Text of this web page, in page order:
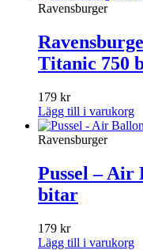
Ravensburger
Titanic 750
179 kr
Lägg till i varukorg
Ravensburger
Pussel – Air
bitar
179 kr
Lägg till i varukorg